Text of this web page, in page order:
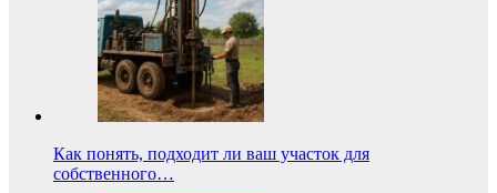
Как понять, подходит ли ваш участок для
собственного…